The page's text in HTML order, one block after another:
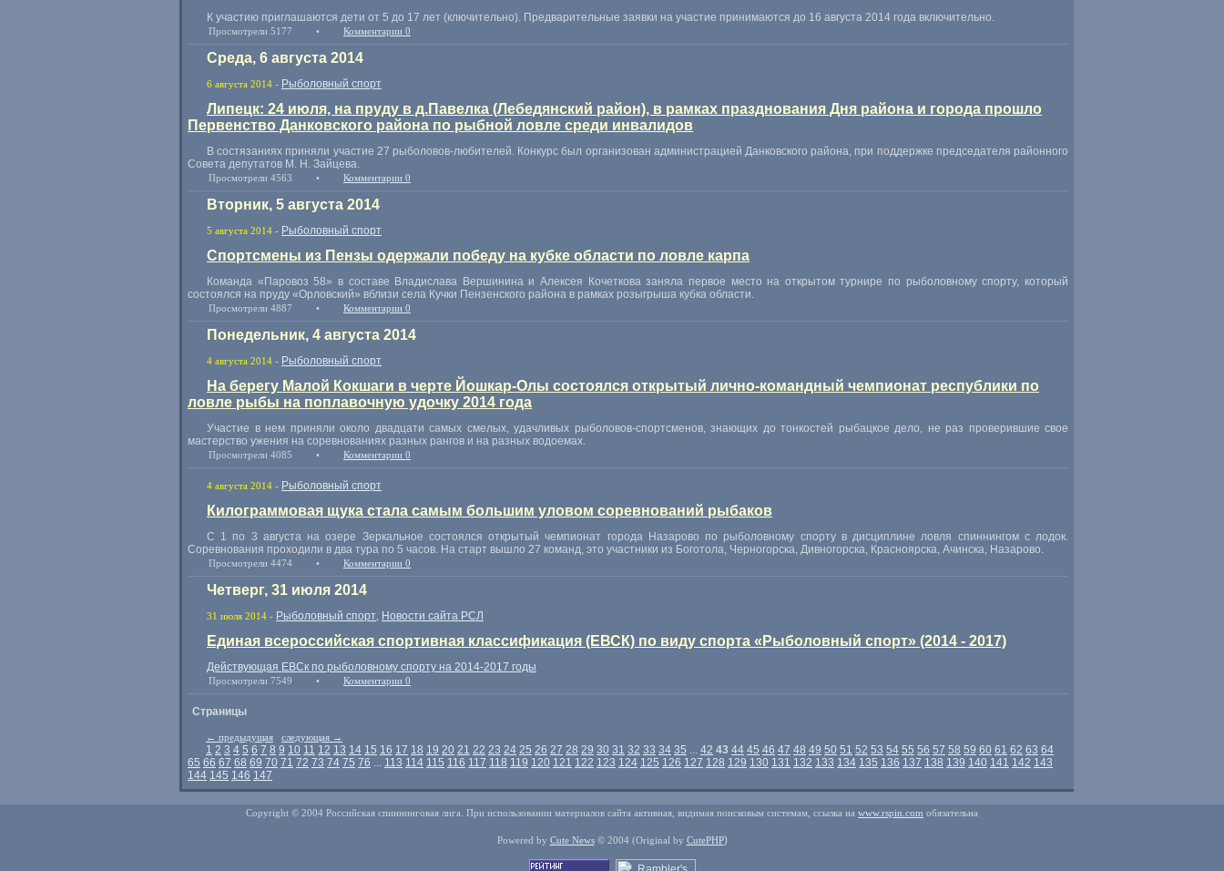
К участию приглашаются дети от 5 до 17 лет (ключительно). Предварительные заявки на участие принимаются до 16 августа 2014 года включительно.
Просмотрели 5177 • Комментарии 0
Среда, 6 августа 2014
6 августа 2014 - Рыболовный спорт
Липецк: 24 июля, на пруду в д.Павелка (Лебедянский район), в рамках празднования Дня района и города прошло
Первенство Данковского района по рыбной ловле среди инвалидов
В состязаниях приняли участие 27 рыболовов-любителей. Конкурс был организован администрацией Данковского района, при поддержке председателя районного
Совета депутатов М. Н. Зайцева.
Просмотрели 4563 • Комментарии 0
Вторник, 5 августа 2014
5 августа 2014 - Рыболовный спорт
Спортсмены из Пензы одержали победу на кубке области по ловле карпа
Команда « Паровоз 58» в составе Владислава Вершинина и Алексея Кочеткова заняла первое место на открытом турнире по рыболовному спорту, который
состоялся на пруду «Орловский» вблизи села Кучки Пензенского района в рамках розыгрыша кубка области.
Просмотрели 4887 • Комментарии 0
Понедельник, 4 августа 2014
4 августа 2014 - Рыболовный спорт
На берегу Малой Кокшаги в черте Йошкар-Олы состоялся открытый лично-командный чемпионат республики по
ловле рыбы на поплавочную удочку 2014 года
Участие в нем приняли около двадцати самых смелых, удачливых рыболовов-спортсменов, знающих до тонкостей рыбацкое дело, не раз проверившие свое
мастерство ужения на соревнованиях разных рангов и на разных водоемах.
Просмотрели 4085 • Комментарии 0
4 августа 2014 - Рыболовный спорт
Килограммовая щука стала самым большим уловом соревнований рыбаков
С 1 по 3 августа на озере Зеркальное состоялся открытый чемпионат города Назарово по рыболовному спорту в дисциплине ловля спиннингом с лодок.
Соревнования проходили в два тура по 5 часов. На старт вышло 27 команд, это участники из Боготола, Черногорска, Дивногорска, Красноярска, Ачинска, Назарово.
Просмотрели 4474 • Комментарии 0
Четверг, 31 июля 2014
31 июля 2014 - Рыболовный спорт Новости сайта РСЛ
Единая всероссийская спортивная классификация (ЕВСК) по виду спорта «Рыболовный спорт» (2014 - 2017)
Действующая ЕВСк по рыболовному спорту на 2014-2017 годы
Просмотрели 7549 • Комментарии 0
Страницы
← предыдущая следующая →
1 2 3 4 5 6 7 8 9 10 11 12 13 14 15 16 17 18 19 20 21 22 23 24 25 26 27 28 29 30 31 32 33 34 35 ... 42 43 44 45 46 47 48 49 50 51 52 53 54 55 56 57 58 59 60 61 62 63 64
65 66 67 68 69 70 71 72 73 74 75 76 ... 113 114 115 116 117 118 119 120 121 122 123 124 125 126 127 128 129 130 131 132 133 134 135 136 137 138 139 140 141 142 143
144 145 146 147
Copyright © 2004 Российская спиннинговая лига. При использовании материалов сайта активная, видимая поисковым системам, ссылка на www.rspin.com обязательна
Powered by Cute News© 2004 (Original by CutePHP)